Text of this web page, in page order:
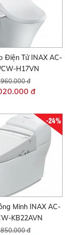
Điện Tử INAX AC-
H17VN
đ
đ
-24%
Minh INAX AC-
KB22AVN
đ